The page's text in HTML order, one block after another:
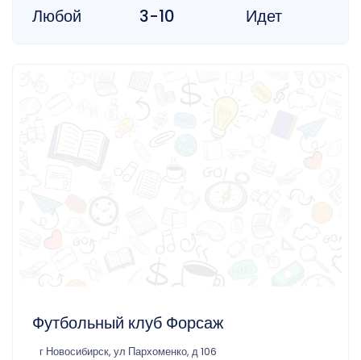
Любой 3-10 Идет
Футбольный клуб Форсаж
г Новосибирск, ул Пархоменко, д 106